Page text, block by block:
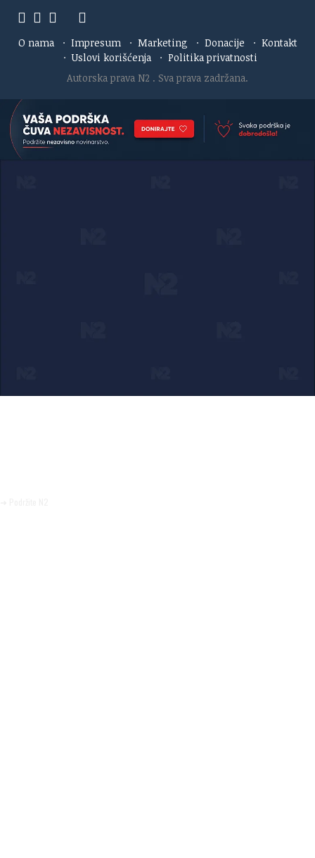
O nama · Impresum · Marketing · Donacije · Kontakt
· Uslovi korišćenja · Politika privatnosti
Autorska prava N2 . Sva prava zadržana.